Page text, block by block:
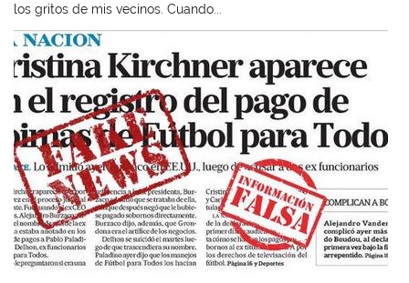
los gritos de mis vecinos. Cuando...
Imagen